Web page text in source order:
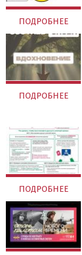
ПОДРОБНЕЕ
ПОДРОБНЕЕ
ПОДРОБНЕЕ